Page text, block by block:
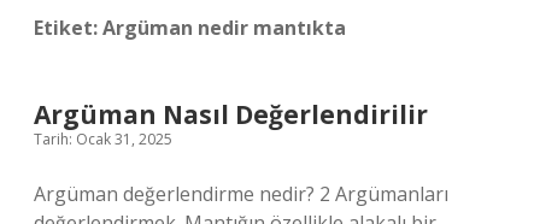
Etiket:Argüman nedir mantıkta
Argüman Nasıl Değerlendirilir
Tarih: Ocak 31, 2025
Argüman değerlendirme nedir? 2 Argümanları